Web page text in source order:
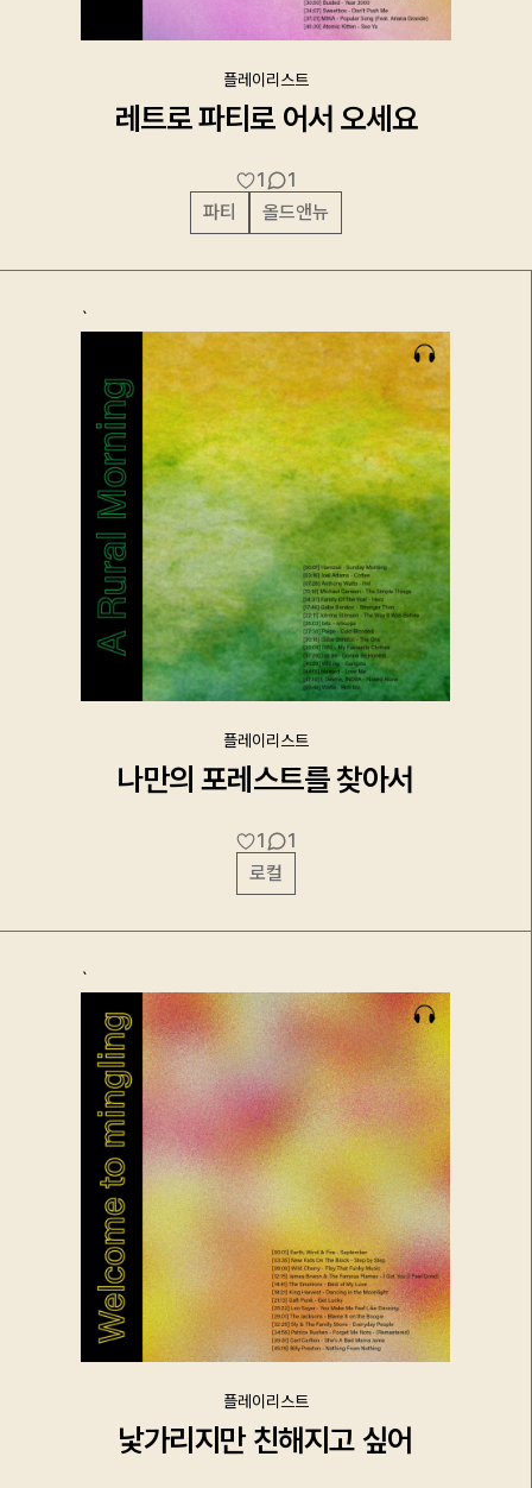
플레이리스트
레트로 파티로 어서 오세요
1
1
파티
올드앤뉴
`
플레이리스트
나만의 포레스트를 찾아서
1
1
로컬
`
플레이리스트
낯가리지만 친해지고 싶어